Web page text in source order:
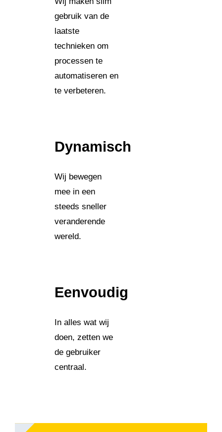
gebruik van de
laatste
technieken om
processen te
automatiseren en
te verbeteren.
Dynamisch
Wij bewegen
mee in een
steeds sneller
veranderende
wereld.
Eenvoudig
In alles wat wij
doen, zetten we
de gebruiker
centraal.